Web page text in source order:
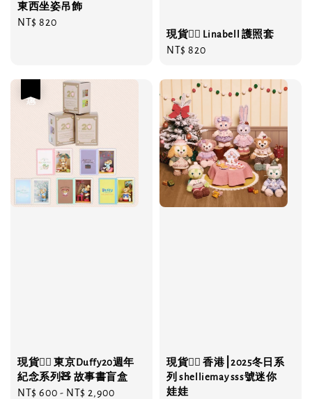
東西坐姿吊飾
Regular
NT$ 820
現貨❤️‍🔥 Linabell 護照套
Regular
NT$ 820
現貨❤️‍🔥 東京Duffy20週年
紀念系列🧸 故事書盲盒
Sale
NT$ 600 - NT$ 2,900
現貨❤️‍🔥 香港⎮2025冬日系
列 shelliemay sss號迷你
娃娃